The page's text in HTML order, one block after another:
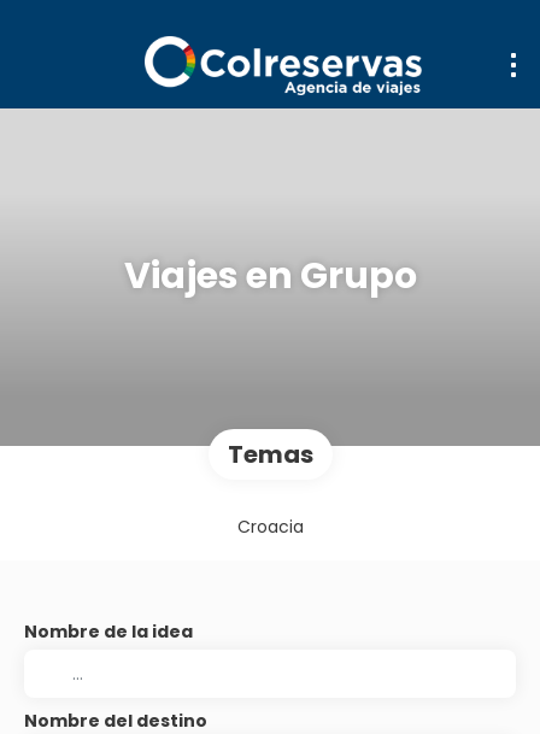
Viajes en Grupo
Temas
Croacia
Nombre de la idea
Nombre del destino